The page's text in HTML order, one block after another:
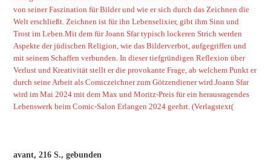
von seiner Faszination für Bilder und wie er sich durch das Zeichnen die
Welt erschließt. Zeichnen ist für ihn Lebenselixier, gibt ihm Sinn und
Trost im Leben.Mit dem für Joann Sfar typisch lockeren Strich werden
Aspekte der jüdischen Religion, wie das Bilderverbot, aufgegriffen und
mit seinem Schaffen verbunden. In dieser tiefgründigen Reflexion über
Verlust und Kreativität stellt er die provokante Frage, ab welchem Punkt er
durch seine Arbeit als Comiczeichner zum Götzendiener wird.Joann Sfar
wird im Mai 2024 mit dem Max und Moritz-Preis für ein herausragendes
Lebenswerk beim Comic-Salon Erlangen 2024 geehrt. (Verlagstext(
avant, 216 S., gebunden